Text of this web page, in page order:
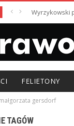
Wyrzykowski
FELIETONY
małgorzata gersdorf
TAGÓW